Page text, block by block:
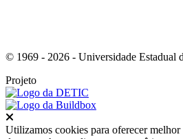
© 1969 - 2026 - Universidade Estadual
Projeto
Utilizamos cookies para oferecer